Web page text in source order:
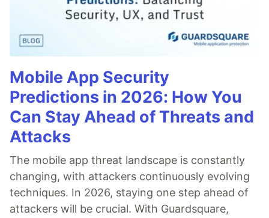
Mobile App Security
Predictions in 2026: How You
Can Stay Ahead of Threats and
Attacks
The mobile app threat landscape is constantly
changing, with attackers continuously evolving
techniques. In 2026, staying one step ahead of
attackers will be crucial. With Guardsquare,